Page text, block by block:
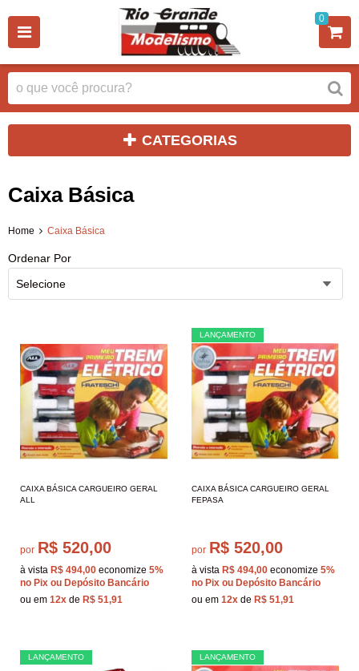
0
CATEGORIAS
Caixa Básica
Home Caixa Básica
Ordenar Por
Selecione
CAIXA BÁSICA CARGUEIRO GERAL
ALL
por R$ 520,00
à vista R$ 494,00 economize 5%
no Pix ou Depósito Bancário
ou em 12x de R$ 51,91
LANÇAMENTO
CAIXA BÁSICA CARGUEIRO GERAL
FEPASA
por R$ 520,00
à vista R$ 494,00 economize 5%
no Pix ou Depósito Bancário
ou em 12x de R$ 51,91
LANÇAMENTO LANÇAMENTO